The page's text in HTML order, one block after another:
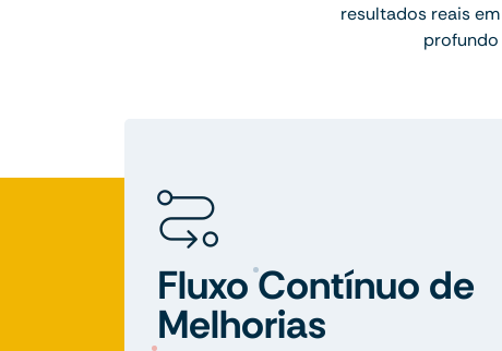
resultados reais
Fluxo Contínuo de
Melhorias